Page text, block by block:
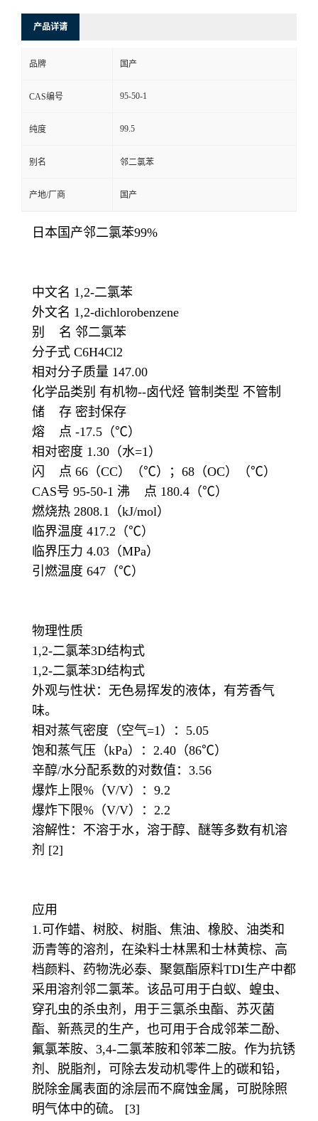
产品详请
品牌 国产
CAS编号 95-50-1
纯度 99.5
别名 邻二氯苯
产地/厂商 国产
日本国产邻二氯苯99%
中文名 1,2-二氯苯
外文名 1,2-dichlorobenzene
别 名 邻二氯苯
分子式 C6H4Cl2
相对分子质量 147.00
化学品类别 有机物--卤代烃 管制类型 不管制
储 存 密封保存
熔 点 -17.5（℃）
相对密度 1.30（水=1）
闪 点 66（CC）（℃）；68（OC）（℃）
CAS号 95-50-1 沸 点 180.4（℃）
燃烧热 2808.1（kJ/mol）
临界温度 417.2（℃）
临界压力 4.03（MPa）
引燃温度 647（℃）
物理性质
1,2-二氯苯3D结构式
1,2-二氯苯3D结构式
外观与性状：无色易挥发的液体，有芳香气
味。
相对蒸气密度（空气=1）：5.05
饱和蒸气压（kPa）：2.40（86℃）
辛醇/水分配系数的对数值：3.56
爆炸上限%（V/V）：9.2
爆炸下限%（V/V）：2.2
溶解性：不溶于水，溶于醇、醚等多数有机溶
剂 [2]
应用
1.可作蜡、树胶、树脂、焦油、橡胶、油类和
沥青等的溶剂，在染料士林黑和士林黄棕、高
档颜料、药物洗必泰、聚氨酯原料TDI生产中都
采用溶剂邻二氯苯。该品可用于白蚁、蝗虫、
穿孔虫的杀虫剂，用于三氯杀虫酯、苏灭菌
酯、新燕灵的生产，也可用于合成邻苯二酚、
氟氯苯胺、3,4-二氯苯胺和邻苯二胺。作为抗锈
剂、脱脂剂，可除去发动机零件上的碳和铅，
脱除金属表面的涂层而不腐蚀金属，可脱除照
明气体中的硫。 [3]